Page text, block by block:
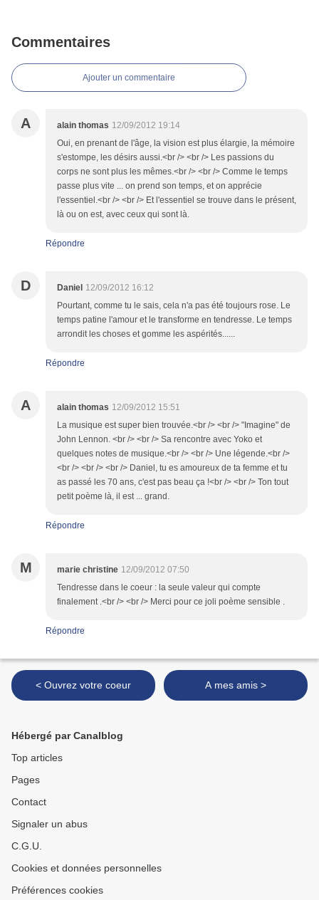
Commentaires
Ajouter un commentaire
A alain thomas 12/09/2012 19:14
Oui, en prenant de l'âge, la vision est plus élargie, la mémoire
s'estompe, les désirs aussi.<br /> <br /> Les passions du
corps ne sont plus les mêmes.<br /> <br /> Comme le temps
passe plus vite ... on prend son temps, et on apprécie
l'essentiel.<br /> <br /> Et l'essentiel se trouve dans le présent,
là ou on est, avec ceux qui sont là.
Répondre
D Daniel 12/09/2012 16:12
Pourtant, comme tu le sais, cela n'a pas été toujours rose. Le
temps patine l'amour et le transforme en tendresse. Le temps
arrondit les choses et gomme les aspérités......
Répondre
A alain thomas 12/09/2012 15:51
La musique est super bien trouvée.<br /> <br /> "Imagine" de
John Lennon. <br /> <br /> Sa rencontre avec Yoko et
quelques notes de musique.<br /> <br /> Une légende.<br />
<br /> <br /> <br /> Daniel, tu es amoureux de ta femme et tu
as passé les 70 ans, c'est pas beau ça !<br /> <br /> Ton tout
petit poème là, il est ... grand.
Répondre
M marie christine 12/09/2012 07:50
Tendresse dans le coeur : la seule valeur qui compte
finalement .<br /> <br /> Merci pour ce joli poème sensible .
Répondre
< Ouvrez votre coeur A mes amis >
Hébergé par Canalblog
Top articles
Pages
Contact
Signaler un abus
C.G.U.
Cookies et données personnelles
Préférences cookies